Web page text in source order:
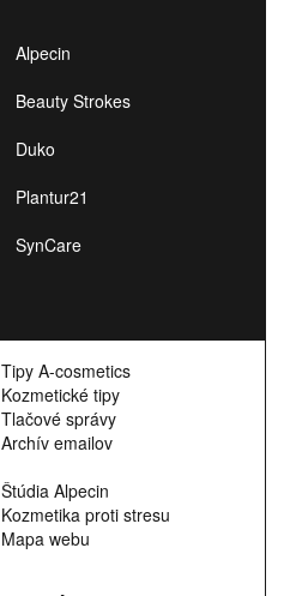
Alpecin
Beauty Strokes
Duko
Plantur21
SynCare
Tipy A-cosmetics
Kozmetické tipy
Tlačové správy
Archív emailov
Štúdia Alpecin
Kozmetika proti stresu
Mapa webu